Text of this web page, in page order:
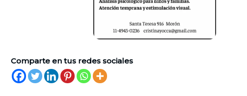
Comparte en tus redes sociales